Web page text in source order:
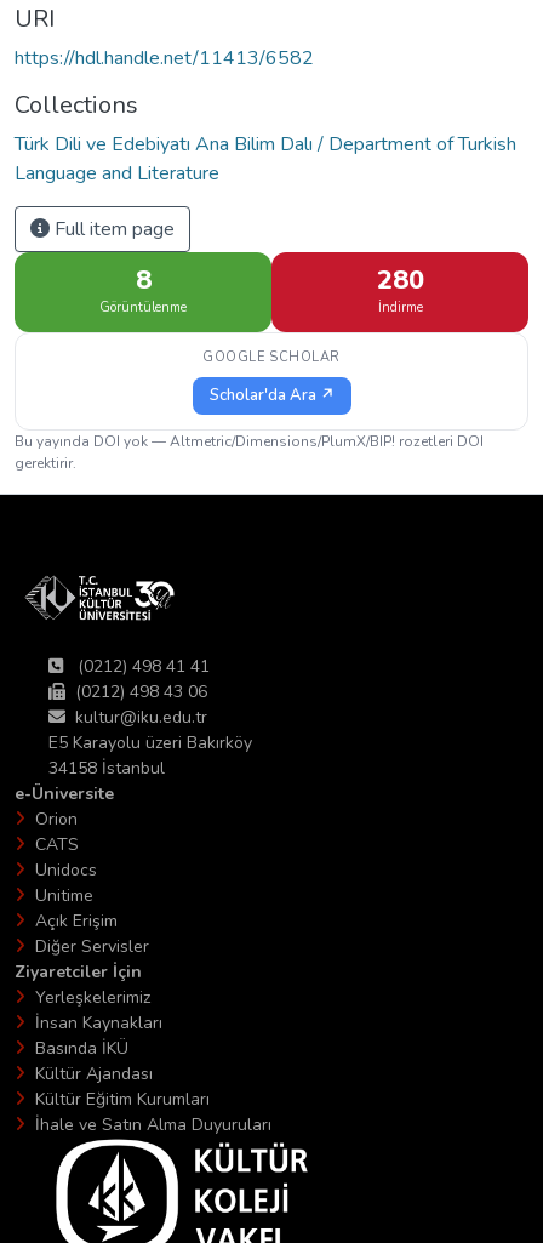
URI
https://hdl.handle.net/11413/6582
Collections
Türk Dili ve Edebiyatı Ana Bilim Dalı / Department of Turkish
Language and Literature
Full item page
8
Görüntülenme
280
İndirme
GOOGLE SCHOLAR
Scholar'da Ara ↗
Bu yayında DOI yok — Altmetric/Dimensions/PlumX/BIP! rozetleri DOI
gerektirir.
(0212) 498 41 41
(0212) 498 43 06
kultur@iku.edu.tr
E5 Karayolu üzeri Bakırköy
34158 İstanbul
e-Üniversite
Orion
CATS
Unidocs
Unitime
Açık Erişim
Diğer Servisler
Ziyaretciler İçin
Yerleşkelerimiz
İnsan Kaynakları
Basında İKÜ
Kültür Ajandası
Kültür Eğitim Kurumları
İhale ve Satın Alma Duyuruları